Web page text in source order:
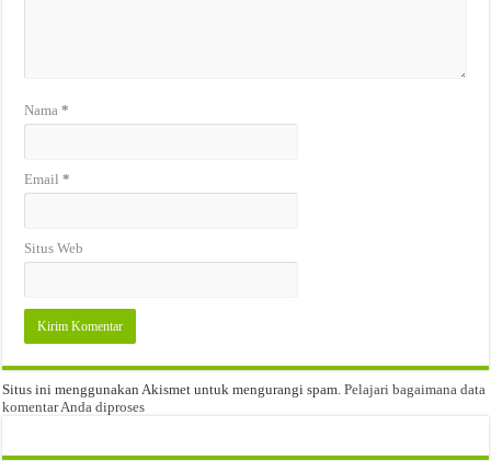
Nama*
Email*
Situs Web
Situs ini menggunakan Akismet untuk mengurangi spam.Pelajari bagaimana data
komentar Anda diproses